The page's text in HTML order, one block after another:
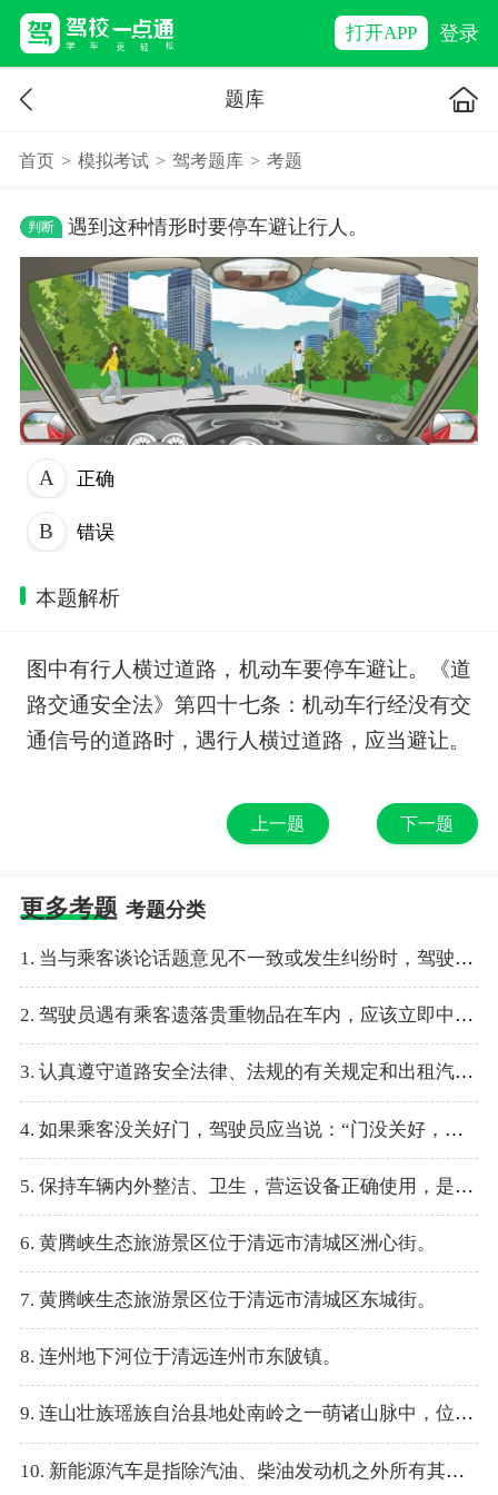
打开APP 登录
题库
首页 > 模拟考试 > 驾考题库 > 考题
判断 遇到这种情形时要停车避让行人。
正确
错误
本题解析
图中有行人横过道路，机动车要停车避让。《道
路交通安全法》第四十七条：机动车行经没有交
通信号的道路时，遇行人横过道路，应当避让。
上一题 下一题
更多考题 考题分类
1. 当与乘客谈论话题意见不一致或发生纠纷时，驾驶员要据理力争，说服乘客。
2. 驾驶员遇有乘客遗落贵重物品在车内，应该立即中断运营，想办法找到失主，以解乘客的燃眉之急。
3. 认真遵守道路安全法律、法规的有关规定和出租汽车驾驶员安全操作规范，不断提高自身的安全意识和行为。
4. 如果乘客没关好门，驾驶员应当说：“门没关好，用力关门。”
5. 保持车辆内外整洁、卫生，营运设备正确使用，是良好精神状态在具体运营中的一种表现，直接影响着乘客的感官。
6. 黄腾峡生态旅游景区位于清远市清城区洲心街。
7. 黄腾峡生态旅游景区位于清远市清城区东城街。
8. 连州地下河位于清远连州市东陂镇。
9. 连山壮族瑶族自治县地处南岭之一萌诸山脉中，位于粤、湘、桂三省结合部。
10. 新能源汽车是指除汽油、柴油发动机之外所有其它能源汽车。